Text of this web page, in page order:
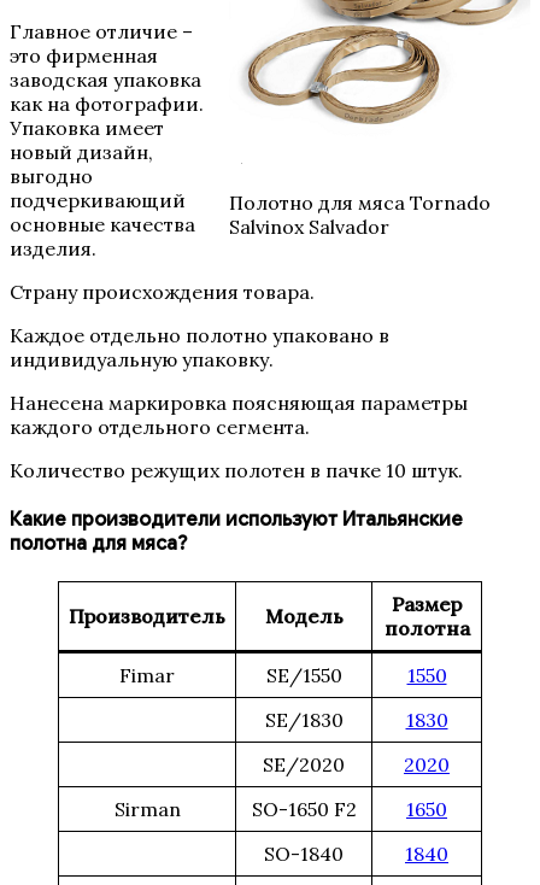
Полотно для мяса Tornado
Salvinox Salvador
Главное отличие –
это фирменная
заводская упаковка
как на фотографии.
Упаковка имеет
новый дизайн,
выгодно
подчеркивающий
основные качества
изделия.
Страну происхождения товара.
Каждое отдельно полотно упаковано в
индивидуальную упаковку.
Нанесена маркировка поясняющая параметры
каждого отдельного сегмента.
Количество режущих полотен в пачке 10 штук.
Какие производители используют Итальянские
полотна для мяса?
Производитель Модель
Размер
полотна
Fimar
SE/1550
1550
SE/1830
1830
SE/2020
2020
Sirman
SO-1650 F2
1650
SO-1840
1840